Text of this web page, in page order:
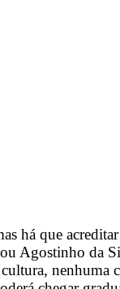
há que
Agostinho da
nenhuma